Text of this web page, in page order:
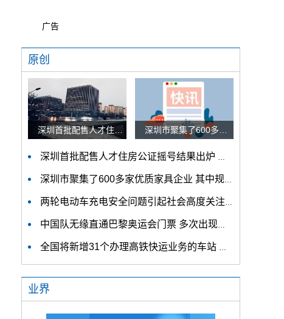
广告
原创
深圳首批配售人才住房公证摇号结果出炉 认购家庭将于12月9日起选房
深圳市聚集了600多家优质家具企业 其中规模以上企业占比90%
两轮电动车充电安全问题引起社会高度关注 多措并举强化充电安全监管
中国队无缘直通巴黎奥运会门票 多次出现失误平衡木唐茜靖、罗蕊掉木
全国将新增31个办理高铁快运业务的车站 高铁快运车站将达280个
业界